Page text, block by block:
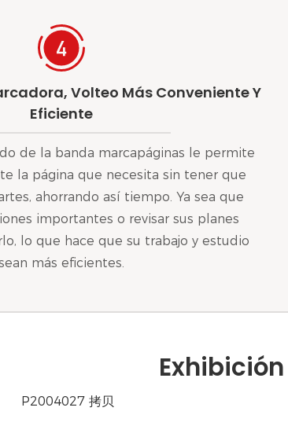
Volteo Más Conveniente Y
Eficiente
de la banda marcapáginas le permite
la página que necesita sin tener que
ahorrando así tiempo. Ya sea que
importantes o revisar sus planes
lo que hace que su trabajo y estudio
más eficientes.